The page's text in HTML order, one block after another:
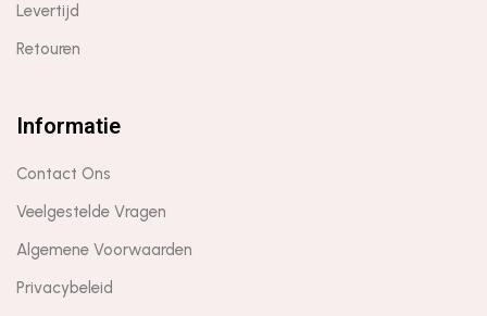
Levertijd
Retouren
Informatie
Contact Ons
Veelgestelde Vragen
Algemene Voorwaarden
Privacybeleid